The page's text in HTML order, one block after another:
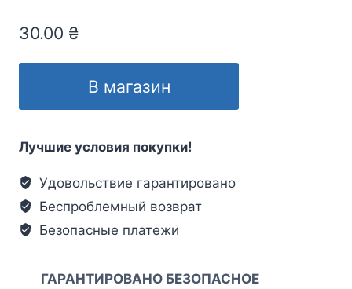
30.00 ₴
В магазин
Лучшие условия покупки!
Удовольствие гарантировано
Беспроблемный возврат
Безопасные платежи
ГАРАНТИРОВАНО БЕЗОПАСНОЕ